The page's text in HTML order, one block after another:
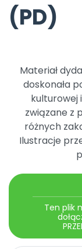
Promocje
(PD)
Materiał
doskonała
kulturowej
związane z
różnych
Ilustracje
Ten plik